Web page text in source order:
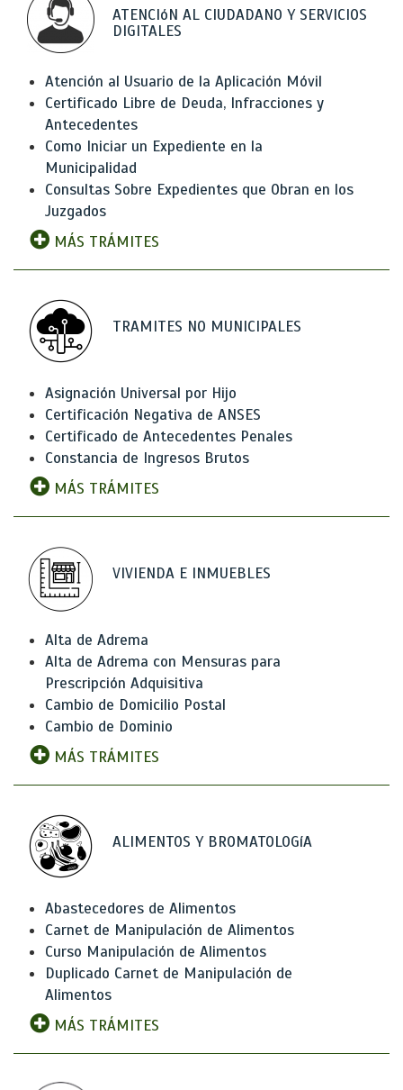
ATENCIóN AL CIUDADANO Y SERVICIOS
DIGITALES
Atención al Usuario de la Aplicación Móvil
Certificado Libre de Deuda, Infracciones y
Antecedentes
Como Iniciar un Expediente en la
Municipalidad
Consultas Sobre Expedientes que Obran en los
Juzgados
MÁS TRÁMITES
TRAMITES NO MUNICIPALES
Asignación Universal por Hijo
Certificación Negativa de ANSES
Certificado de Antecedentes Penales
Constancia de Ingresos Brutos
MÁS TRÁMITES
VIVIENDA E INMUEBLES
Alta de Adrema
Alta de Adrema con Mensuras para
Prescripción Adquisitiva
Cambio de Domicilio Postal
Cambio de Dominio
MÁS TRÁMITES
ALIMENTOS Y BROMATOLOGíA
Abastecedores de Alimentos
Carnet de Manipulación de Alimentos
Curso Manipulación de Alimentos
Duplicado Carnet de Manipulación de
Alimentos
MÁS TRÁMITES